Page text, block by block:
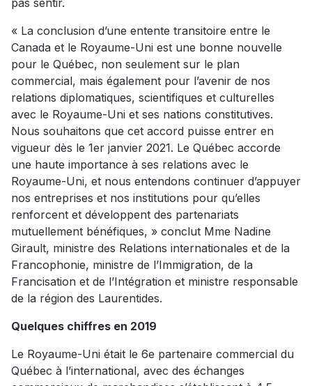
pas sentir.
« La conclusion d’une entente transitoire entre le
Canada et le Royaume-Uni est une bonne nouvelle
pour le Québec, non seulement sur le plan
commercial, mais également pour l’avenir de nos
relations diplomatiques, scientifiques et culturelles
avec le Royaume-Uni et ses nations constitutives.
Nous souhaitons que cet accord puisse entrer en
vigueur dès le 1er janvier 2021. Le Québec accorde
une haute importance à ses relations avec le
Royaume-Uni, et nous entendons continuer d’appuyer
nos entreprises et nos institutions pour qu’elles
renforcent et développent des partenariats
mutuellement bénéfiques, » conclut Mme Nadine
Girault, ministre des Relations internationales et de la
Francophonie, ministre de l’Immigration, de la
Francisation et de l’Intégration et ministre responsable
de la région des Laurentides.
Quelques chiffres en 2019
Le Royaume-Uni était le 6e partenaire commercial du
Québec à l’international, avec des échanges